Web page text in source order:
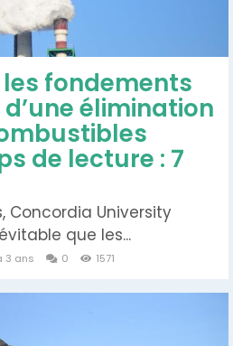
les fondements
élimination
de lecture : 7
Concordia University
que les...
3 ans 0 1571